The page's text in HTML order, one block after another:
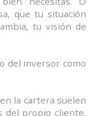
que tu situación
tu visión de
del inversor como
la cartera suelen
del propio cliente,